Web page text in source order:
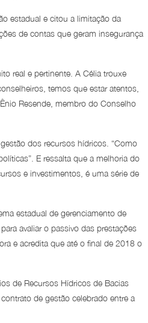
estadual e citou a limitação da
de contas que geram insegurança
real e pertinente. A Célia trouxe
temos que estar atentos,
Resende, membro do Conselho
dos recursos hídricos. “Como
E ressalta que a melhoria do
e investimentos, é uma série de
estadual de gerenciamento de
avaliar o passivo das prestações
e acredita que até o final de 2018 o
de Recursos Hídricos de Bacias
de gestão celebrado entre a